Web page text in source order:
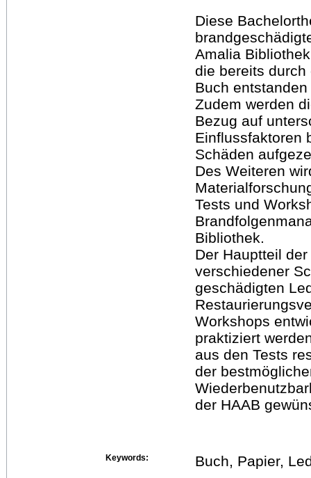
Diese
Amalia
die bereits
Buch
Zudem werden
Bezug auf
Einflussfaktoren
Schäden
Des Weiteren
Tests und
Bibliothek.
Der Hauptteil
verschiedener
geschädigten
Workshops
praktiziert
aus den Tests
der
der HAAB
Keywords: Buch, Papier,